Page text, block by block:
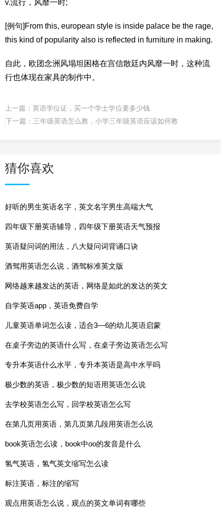
v.流行，风靡一时;
[例句]From this, european style is inside palace be the rage,
this kind of popularity also is reflected in furniture in making.
自此，欧团念洲风塌坦困格在宫信散廷内风靡一时，这种流
行也体现在家具的制作中。
上一篇： 英语学位证，买一个学士学位要多少钱
下一篇： 三年级英语怎么教，小学三年级英语应该如何教
猜你喜欢
好听的男生英语名字，英文名字男生高端大气
四年级下册英语辅导，四年级下册英语天气预报
英语疑问词的用法，八大疑问词背诵口诀
酒驾用英语怎么说，酒驾标准英文版
网络越来越发达的英语，网络是如此的发达的英文
自学英语app，英语免费自学
儿童英语单词怎么读，适合3—6的幼儿英语启蒙
在桌子旁边的英语什么写，在桌子旁边英语怎么写
专升本英语什么水平，专升本英语是高中水平吗
极少数的英语，极少数的短语用英语怎么说
去学校英语怎么写，回学校英语怎么写
在第几页用英语，第几页第几段用英语怎么说
book英语怎么读，book中oo的发音是什么
氢气英语，氢气英文缩写怎么读
标注英语，标注的缩写
观点用英语怎么说，观点的英文单词有哪些